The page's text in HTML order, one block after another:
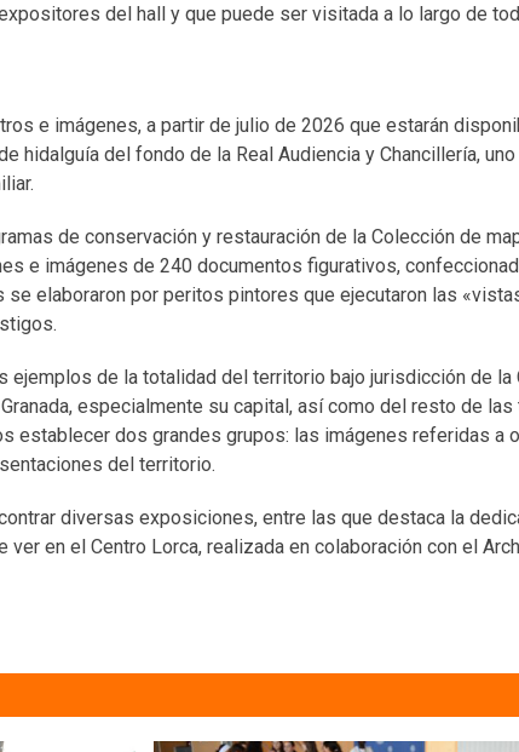
del hall y que puede ser visitada a lo largo de
e imágenes, a partir de julio de 2026 que estarán
hidalguía del fondo de la Real Audiencia y Chancillería,
de conservación y restauración de la Colección de
e imágenes de 240 documentos figurativos,
elaboraron por peritos pintores que ejecutaron las
ejemplos de la totalidad del territorio bajo jurisdicción de la
especialmente su capital, así como del resto de las
establecer dos grandes grupos: las imágenes referidas a
del territorio.
diversas exposiciones, entre las que destaca la
en el Centro Lorca, realizada en colaboración con el